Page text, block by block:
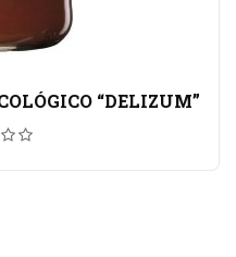
“DELIZUM”